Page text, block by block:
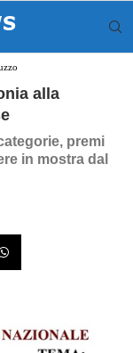
alla
premi
in mostra dal